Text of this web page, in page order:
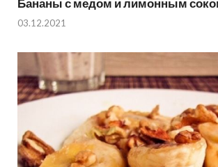
03.12.2021